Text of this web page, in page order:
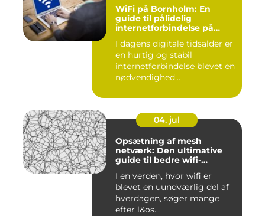
WiFi på Bornholm: En
guide til pålidelig
internetforbindelse på
I dagens digitale tidsalder er
en hurtig og stabil
internetforbindelse blevet en
nødvendighed...
04. jul
Opsætning af mesh
netværk: Den ultimative
guide til bedre wifi-
I en verden, hvor wifi er
blevet en uundværlig del af
hverdagen, søger mange
efter l&os...